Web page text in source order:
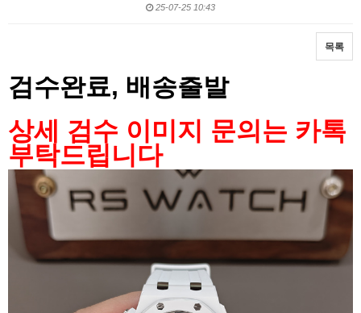
25-07-25 10:43
목록
본문
검수완료, 배송출발
상세 검수 이미지 문의는 카톡
부탁드립니다